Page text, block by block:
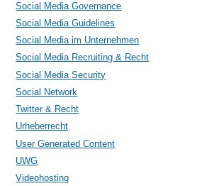
Social Media Governance
Social Media Guidelines
Social Media im Unternehmen
Social Media Recruiting & Recht
Social Media Security
Social Network
Twitter & Recht
Urheberrecht
User Generated Content
UWG
Videohosting